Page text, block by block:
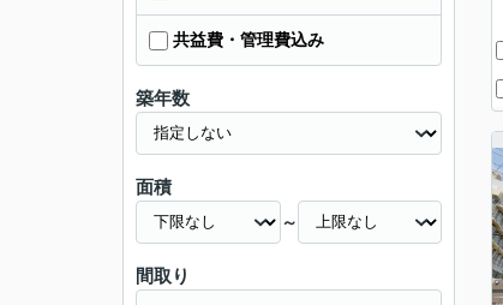
共益費・管理費込み
築年数
面積
～
間取り